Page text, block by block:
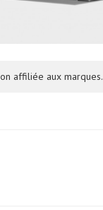
affiliée aux marques.